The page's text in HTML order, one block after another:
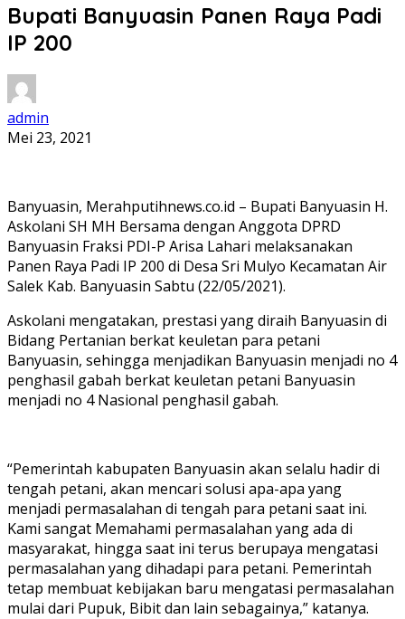
Bupati Banyuasin Panen Raya Padi
IP 200
admin
Mei 23, 2021
Banyuasin, Merahputihnews.co.id – Bupati Banyuasin H.
Askolani SH MH Bersama dengan Anggota DPRD
Banyuasin Fraksi PDI-P Arisa Lahari melaksanakan
Panen Raya Padi IP 200 di Desa Sri Mulyo Kecamatan Air
Salek Kab. Banyuasin Sabtu (22/05/2021).
Askolani mengatakan, prestasi yang diraih Banyuasin di
Bidang Pertanian berkat keuletan para petani
Banyuasin, sehingga menjadikan Banyuasin menjadi no 4
penghasil gabah berkat keuletan petani Banyuasin
menjadi no 4 Nasional penghasil gabah.
“Pemerintah kabupaten Banyuasin akan selalu hadir di
tengah petani, akan mencari solusi apa-apa yang
menjadi permasalahan di tengah para petani saat ini.
Kami sangat Memahami permasalahan yang ada di
masyarakat, hingga saat ini terus berupaya mengatasi
permasalahan yang dihadapi para petani. Pemerintah
tetap membuat kebijakan baru mengatasi permasalahan
mulai dari Pupuk, Bibit dan lain sebagainya,” katanya.